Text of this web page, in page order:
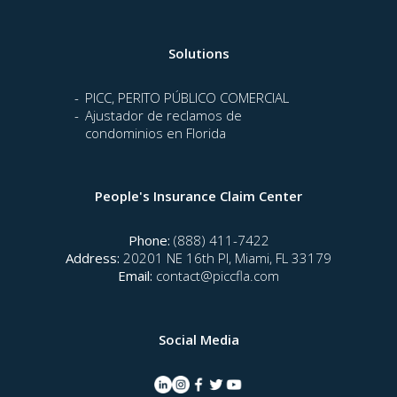
People's Insurance Claim Center
Phone: (888) 411-7422
Address: 20201 NE 16th Pl, Miami, FL 33179
Email: contact@piccfla.com
Solutions
PICC, PERITO PÚBLICO COMERCIAL
Ajustador de reclamos de
condominios en Florida
Social Media